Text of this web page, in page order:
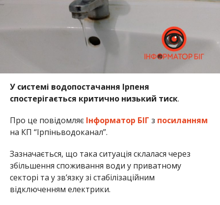
У системі водопостачання Ірпеня
спостерігається критично низький тиск.
Про це повідомляє Інформатор БІГ з посиланням
на КП “Ірпіньводоканал”.
Зазначається, що така ситуація склалася через
збільшення споживання води у приватному
секторі та у зв’язку зі стабілізаційним
відключенням електрики.